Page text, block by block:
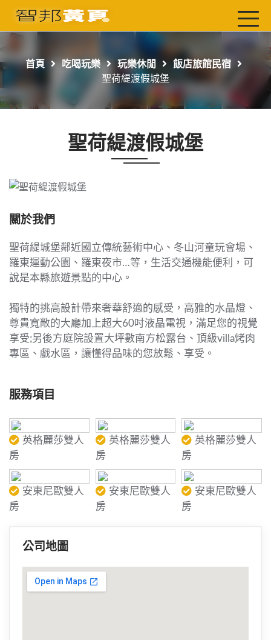
首頁
工商服務
首頁 吃喝玩樂 玩樂休閒
飯店旅館民宿
聖荷緹渡假城堡
聖荷緹渡假城堡
關於我們
聖荷緹城堡鄰近國立傳統藝術中心、冬山河童玩會場、
羅東運動公園、羅東夜市…等，生活交通機能便利，可
說是本縣旅遊景點的中心。
獨特的挑高設計帶來奢華舒適的感受，高雅的水晶燈、
尊貴寬敞的大廳加上超大60吋液晶電視，滿足您的視覺
享受;另後方庭院設置大坪數南方松露台、頂級villa烤肉
專區、戲水區，讓懂得品味的您放鬆、享受。
服務項目
英格麗莎雙人
房
英格麗莎雙人
房
英格麗莎雙人
房
安東尼歐雙人
房
安東尼歐雙人
房
安東尼歐雙人
房
公司地圖